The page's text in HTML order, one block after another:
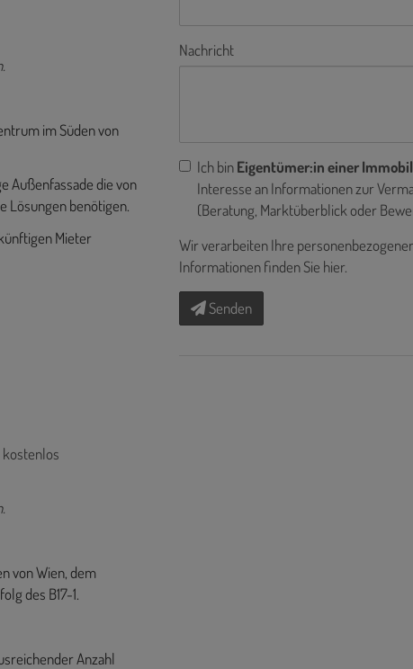
im Süden von
Außenfassade die von
Lösungen benötigen.
Mieter
von Wien, dem
des B17-1.
Anzahl
Nachricht
Ich binEigentümer:in einer
Interesse an Informationen zur
(Beratung, Marktüberblick oder
Wir verarbeiten Ihre
Informationen finden Sie hier.
Senden